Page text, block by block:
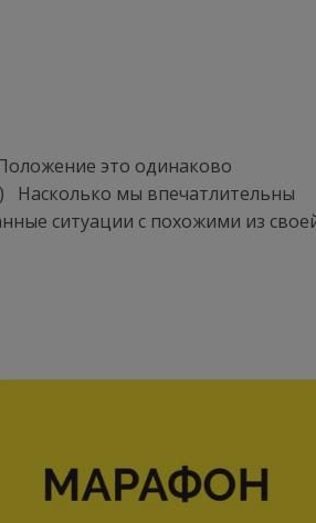
это одинаково
Насколько мы впечатлительны
ситуации с похожими из